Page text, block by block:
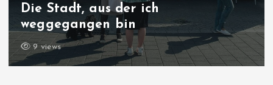
Die Stadt, aus der ich
weggegangen bin
9 views